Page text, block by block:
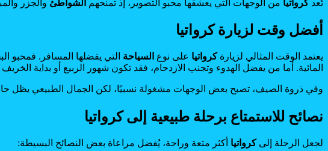
تُعدكرواتيا من الوجهات التي يعشقها محبو التصوير، إذ تمنحهم الشواطئ والجزر
أفضل وقت لزيارة كرواتيا
يعتمد الوقت المثالي لزيارةكرواتيا على نوع السياحة التي يفضلها المسافر. فمحبو
المائية. أما من يفضل الهدوء وتجنب الازدحام، فقد تكون شهور الربيع أو بداية
وفي ذروة الصيف، تصبح بعض الوجهات مشغولة نسبيًا، لكن الجمال الطبيعي يظل
نصائح للاستمتاع برحلة طبيعية إلى كرواتيا
لجعل الرحلة إلىكرواتيا أكثر متعة وراحة، يُفضل مراعاة بعض النصائح البسيطة: